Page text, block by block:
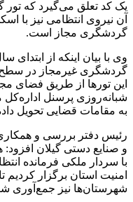
یک کد تعلق می‌گیرد که تور
آن نیروی انتظامی نیز با
گردشگری مجاز است.
گردشگری غیرمجاز در سطح
این تورها از طریق فضای
شبانه‌روزی پرسنل
به مقامات قضایی تحویل
رئیس دفتر بررسی و
و صنایع دستی گیلان
با سردار ملکی فرمانده
امنیت استان برگزار
شهرستان‌ها نیز جمع‌آوری